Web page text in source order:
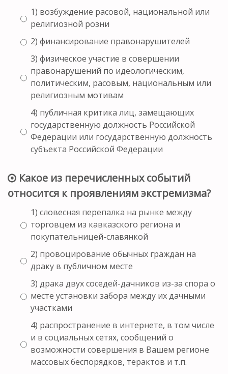
1) возбуждение расовой, национальной или
религиозной розни
2) финансирование правонарушителей
3) физическое участие в совершении
правонарушений по идеологическим,
политическим, расовым, национальным или
религиозным мотивам
4) публичная критика лиц, замещающих
государственную должность Российской
Федерации или государственную должность
субъекта Российской Федерации
Какое из перечисленных событий
относится к проявлениям экстремизма?
1) словесная перепалка на рынке между
торговцем из кавказского региона и
покупательницей-славянкой
2) провоцирование обычных граждан на
драку в публичном месте
3) драка двух соседей-дачников из-за спора о
месте установки забора между их дачными
участками
4) распространение в интернете, в том числе
и в социальных сетях, сообщений о
возможности совершения в Вашем регионе
массовых беспорядков, терактов и т.п.